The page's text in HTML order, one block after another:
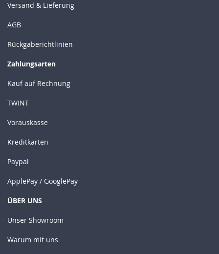
Versand & Lieferung
AGB
Rückgaberichtlinien
Zahlungsarten
Kauf auf Rechnung
TWINT
Vorauskasse
Kreditkarten
Paypal
ApplePay / GooglePay
ÜBER UNS
Unser Showroom
Warum mit uns